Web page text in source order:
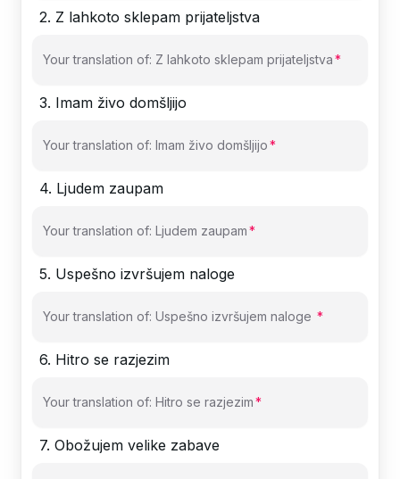
2. Z lahkoto sklepam prijateljstva
Your translation of: Z lahkoto sklepam prijateljstva
3. Imam živo domšljijo
Your translation of: Imam živo domšljijo
4. Ljudem zaupam
Your translation of: Ljudem zaupam
5. Uspešno izvršujem naloge
Your translation of: Uspešno izvršujem naloge
6. Hitro se razjezim
Your translation of: Hitro se razjezim
7. Obožujem velike zabave